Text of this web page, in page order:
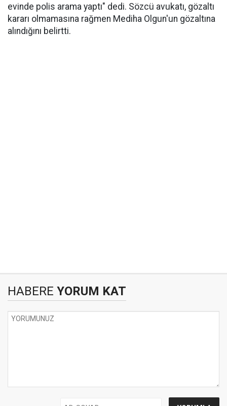
evinde polis arama yaptı" dedi. Sözcü avukatı, gözaltı
kararı olmamasına rağmen Mediha Olgun'un gözaltına
alındığını belirtti.
HABERE YORUM KAT